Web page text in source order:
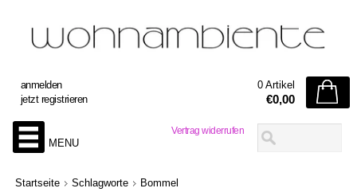
Vertrag widerrufen
anmelden
jetzt registrieren
0 Artikel
€0,00
MENU
Startseite Schlagworte Bommel